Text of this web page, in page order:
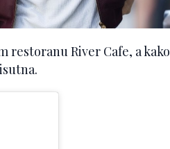
restoranu River Cafe, a kako